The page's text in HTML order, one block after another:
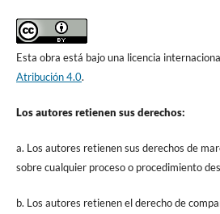
Esta obra está bajo una licencia
Atribución 4.0.
Los autores retienen sus derechos:
a. Los autores retienen sus derechos de
sobre cualquier proceso o procedimiento
b. Los autores retienen el derecho de